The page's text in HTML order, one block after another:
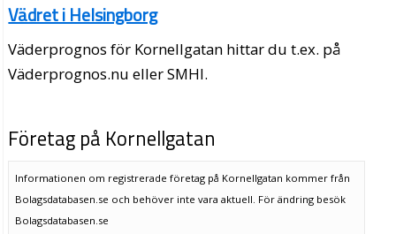
Vädret i Helsingborg
Väderprognos för Kornellgatan hittar du t.ex. på
Väderprognos.nu eller SMHI.
Företag på Kornellgatan
Informationen om registrerade företag på Kornellgatan kommer från
Bolagsdatabasen.se och behöver inte vara aktuell. För ändring besök
Bolagsdatabasen.se